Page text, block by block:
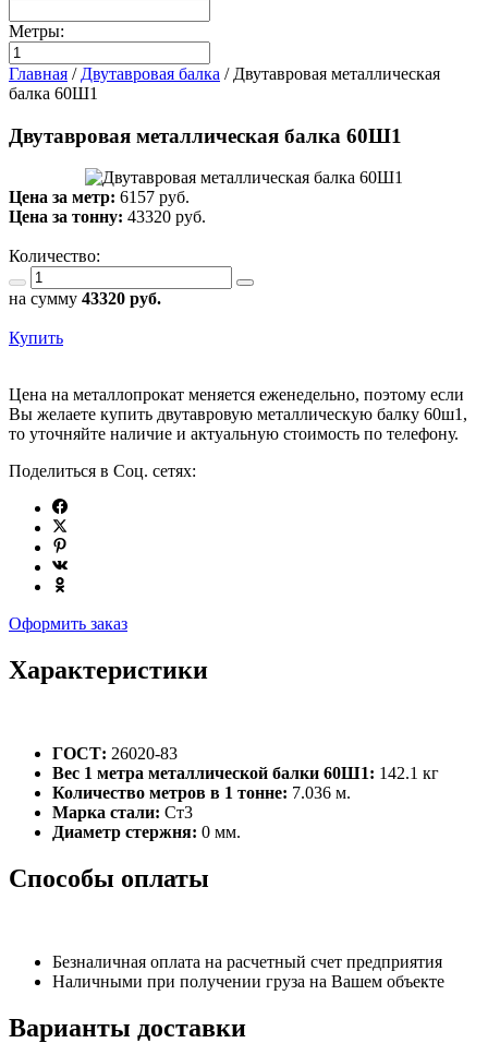
Метры:
Главная / Двутавровая балка / Двутавровая металлическая
балка 60Ш1
Двутавровая металлическая балка 60Ш1
Цена за метр: 6157 руб.
Цена за тонну: 43320 руб.
Количество:
на сумму 43320 руб.
Купить
Цена на металлопрокат меняется еженедельно, поэтому если
Вы желаете купить двутавровую металлическую балку 60ш1,
то уточняйте наличие и актуальную стоимость по телефону.
Поделиться в Соц. сетях:
Оформить заказ
Характеристики
ГОСТ: 26020-83
Вес 1 метра металлической балки 60Ш1: 142.1 кг
Количество метров в 1 тонне: 7.036 м.
Марка стали: Ст3
Диаметр стержня: 0 мм.
Способы оплаты
Безналичная оплата на расчетный счет предприятия
Наличными при получении груза на Вашем объекте
Варианты доставки